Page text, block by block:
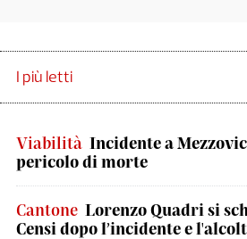
I più letti
Viabilità Incidente a
pericolo di morte
Cantone Lorenzo Quadri si
Censi dopo l’incidente e